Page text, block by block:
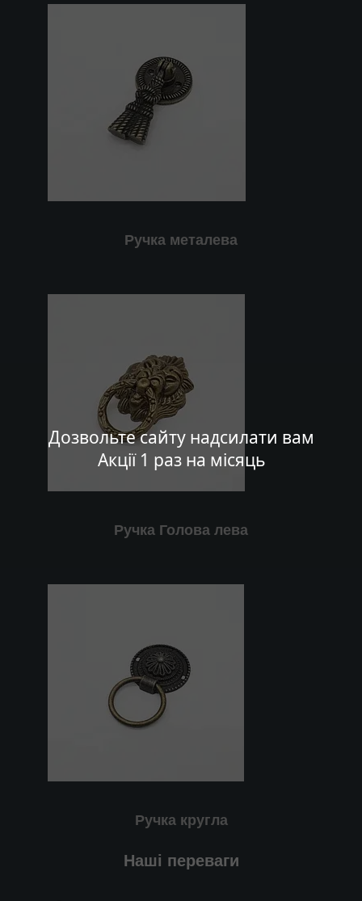
Дозвольте сайту надсилати вам
Акції 1 раз на місяць
Ручка металева
Ручка Голова лева
Ручка кругла
Наші переваги